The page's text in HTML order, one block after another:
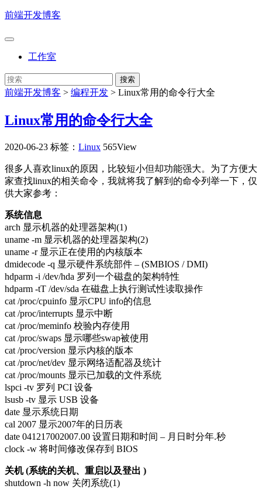
前端开发博客
工作室
前端开发博客 > 编程开发 > Linux常用的命令行大全
Linux常用的命令行大全
2020-06-23 标签： Linux 565View
很多人喜欢linux的原因，比较短小但却功能强大。为了方便大
家查找linux的相关命令，我就将我了解到的命令列举一下，仅
供大家参考：
系统信息
arch 显示机器的处理器架构(1)
uname -m 显示机器的处理器架构(2)
uname -r 显示正在使用的内核版本
dmidecode -q 显示硬件系统部件 – (SMBIOS / DMI)
hdparm -i /dev/hda 罗列一个磁盘的架构特性
hdparm -tT /dev/sda 在磁盘上执行测试性读取操作
cat /proc/cpuinfo 显示CPU info的信息
cat /proc/interrupts 显示中断
cat /proc/meminfo 校验内存使用
cat /proc/swaps 显示哪些swap被使用
cat /proc/version 显示内核的版本
cat /proc/net/dev 显示网络适配器及统计
cat /proc/mounts 显示已加载的文件系统
lspci -tv 罗列 PCI 设备
lsusb -tv 显示 USB 设备
date 显示系统日期
cal 2007 显示2007年的日历表
date 041217002007.00 设置日期和时间 – 月日时分年.秒
clock -w 将时间修改保存到 BIOS
关机 (系统的关机、重启以及登出 )
shutdown -h now 关闭系统(1)